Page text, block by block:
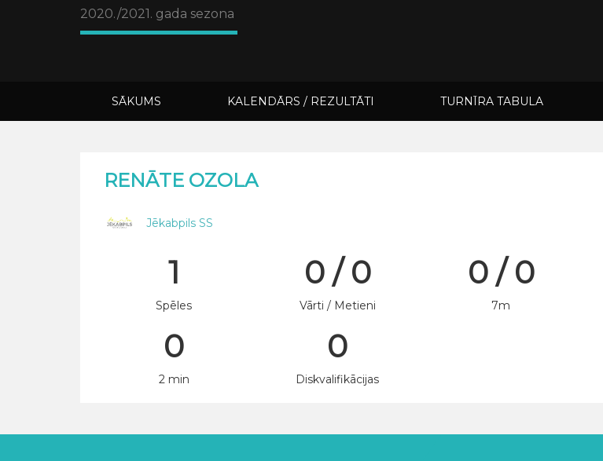
2020./2021. gada sezona
SĀKUMS KALENDĀRS / REZULTĀTI TURNĪRA TABULA
RENĀTE OZOLA
Jēkabpils SS
1
Spēles
0 / 0
Vārti / Metieni
0 / 0
7m
0
2 min
0
Diskvalifikācijas